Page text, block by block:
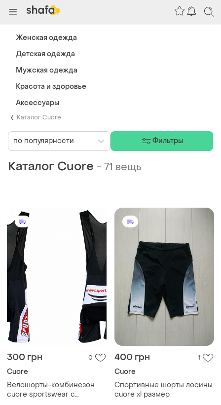
Каталог Cuore
Каталог Cuore -71 вещь
300 грн 0
Cuore
Велошорты-комбинезон
cuore sportswear с
400 грн 1
Cuore
Спортивные шорты лосины
cuore xl размер
по популярности Фильтры
Женская одежда
Детская одежда
Мужская одежда
Красота и здоровье
Аксессуары